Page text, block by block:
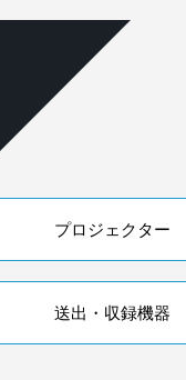
プロジェクター
送出・収録機器